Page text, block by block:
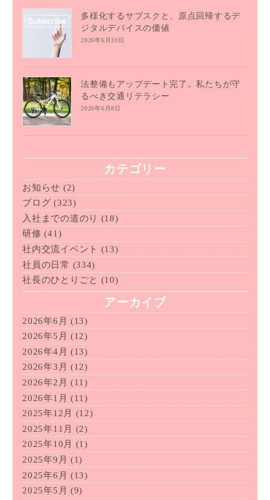
多様化するサブスクと、原点回帰するデ
ジタルデバイスの価値
2026年6月10日
法整備もアップデート完了。私たちが守
るべき交通リテラシー
2026年6月8日
カテゴリー
お知らせ (2)
ブログ (323)
入社までの道のり (18)
研修 (41)
社内交流イベント (13)
社員の日常 (334)
社長のひとりごと (10)
アーカイブ
2026年6月 (13)
2026年5月 (12)
2026年4月 (13)
2026年3月 (12)
2026年2月 (11)
2026年1月 (11)
2025年12月
(12)
2025年11月
(2)
2025年10月
(1)
2025年9月 (1)
2025年6月 (13)
2025年5月 (9)